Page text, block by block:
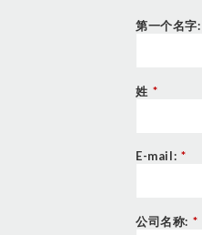
第一个名字:
*
姓
*
E-mail:
*
公司名称: